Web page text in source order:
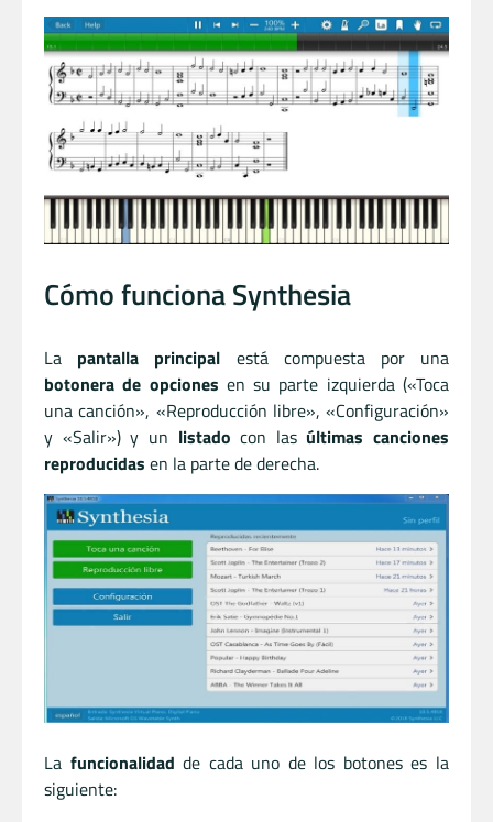
Cómo funciona Synthesia
La pantalla principal está compuesta por una
botonera de opciones en su parte izquierda («Toca
una canción», «Reproducción libre», «Configuración»
y «Salir») y un listado con las últimas canciones
reproducidas en la parte de derecha.
La funcionalidad de cada uno de los botones es la
siguiente: